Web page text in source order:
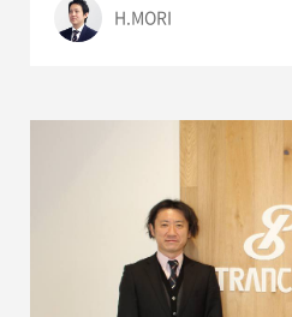
H.MORI